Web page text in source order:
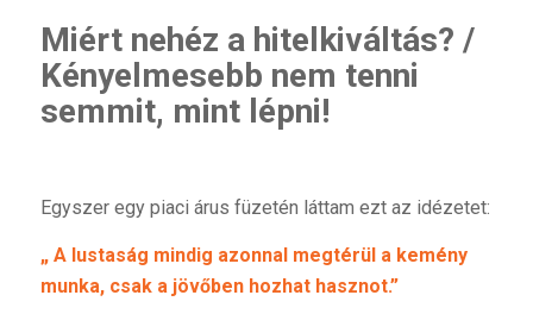
Miért nehéz a hitelkiváltás? /
Kényelmesebb nem tenni
semmit, mint lépni!
Egyszer egy piaci árus füzetén láttam ezt az idézetet:
„ A lustaság mindig azonnal megtérül a kemény
munka, csak a jövőben hozhat hasznot.”